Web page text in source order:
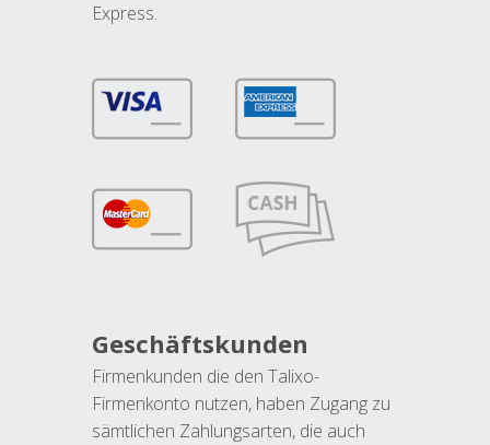
Express.
Geschäftskunden
Firmenkunden die den Talixo-
Firmenkonto nutzen, haben Zugang zu
sämtlichen Zahlungsarten, die auch